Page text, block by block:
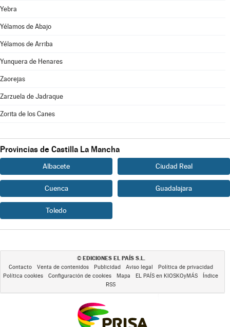
Yebra
Yélamos de Abajo
Yélamos de Arriba
Yunquera de Henares
Zaorejas
Zarzuela de Jadraque
Zorita de los Canes
Provincias de Castilla La Mancha
Albacete Ciudad Real
Cuenca Guadalajara
Toledo
© EDICIONES EL PAÍS S.L.
Contacto Venta de contenidos Publicidad Aviso legal
Política de privacidad
Política cookies
Configuración de cookies Mapa EL PAÍS en KIOSKOyMÁS
Índice
RSS